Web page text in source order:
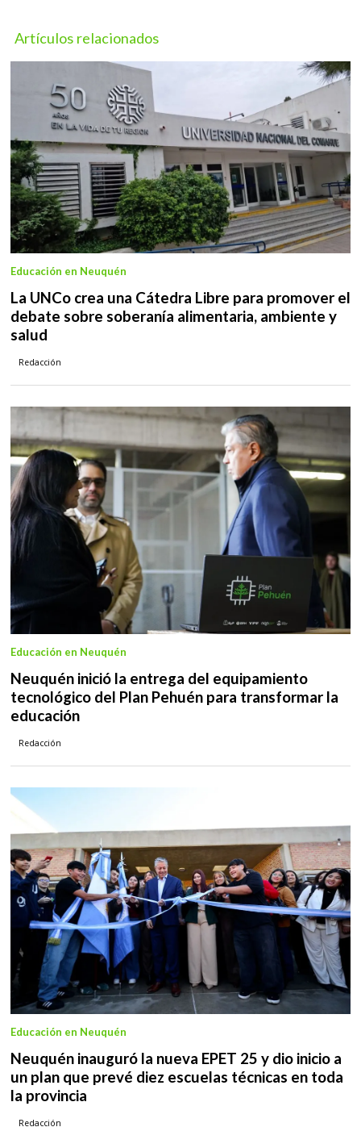
Artículos relacionados
La UNCo crea una Cátedra Libre para promover el
debate sobre soberanía alimentaria, ambiente y
salud
Redacción
Educación en Neuquén
Neuquén inició la entrega del equipamiento
tecnológico del Plan Pehuén para transformar la
educación
Redacción
Educación en Neuquén
Neuquén inauguró la nueva EPET 25 y dio inicio a
un plan que prevé diez escuelas técnicas en toda
la provincia
Redacción
Educación en Neuquén